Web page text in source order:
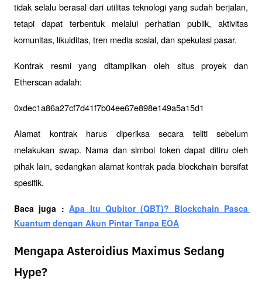
tidak selalu berasal dari utilitas teknologi yang sudah berjalan,
tetapi dapat terbentuk melalui perhatian publik, aktivitas
komunitas, likuiditas, tren media sosial, dan spekulasi pasar.
Kontrak resmi yang ditampilkan oleh situs proyek dan
Etherscan adalah:
0xdec1a86a27cf7d41f7b04ee67e898e149a5a15d1
Alamat kontrak harus diperiksa secara teliti sebelum
melakukan swap. Nama dan simbol token dapat ditiru oleh
pihak lain, sedangkan alamat kontrak pada blockchain bersifat
spesifik.
Baca juga : Apa Itu Qubitor (QBT)? Blockchain Pasca
Kuantum dengan Akun Pintar Tanpa EOA
Mengapa Asteroidius Maximus Sedang
Hype?